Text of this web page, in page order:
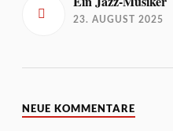
23. AUGUST 2025
NEUE KOMMENTARE